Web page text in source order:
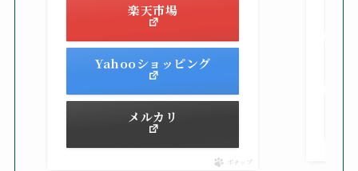
楽天市場
Yahooショッピング
メルカリ
ポチップ